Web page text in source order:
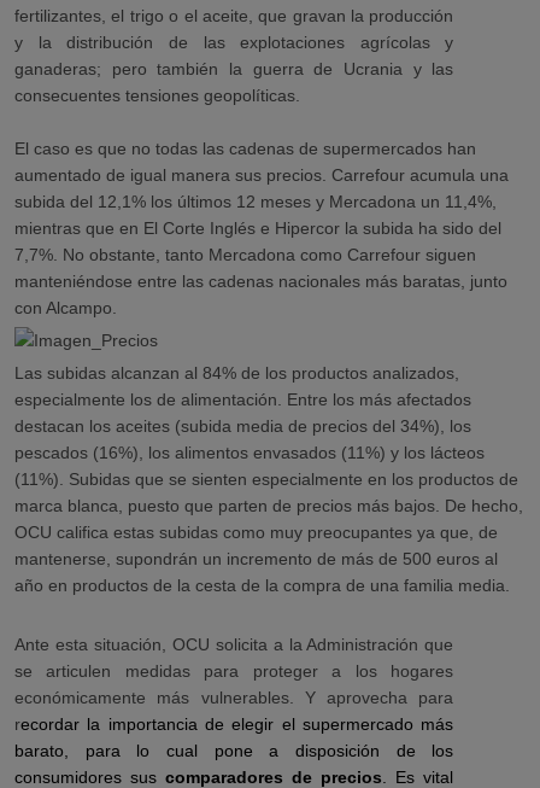
fertilizantes, el trigo o el aceite, que gravan la producción
y la distribución de las explotaciones agrícolas y
ganaderas; pero también la guerra de Ucrania y las
consecuentes tensiones geopolíticas.
El caso es que no todas las cadenas de supermercados han
aumentado de igual manera sus precios. Carrefour acumula una
subida del 12,1% los últimos 12 meses y Mercadona un 11,4%,
mientras que en El Corte Inglés e Hipercor la subida ha sido del
7,7%. No obstante, tanto Mercadona como Carrefour siguen
manteniéndose entre las cadenas nacionales más baratas, junto
con Alcampo.
Las subidas alcanzan al 84% de los productos analizados,
especialmente los de alimentación. Entre los más afectados
destacan los aceites (subida media de precios del 34%), los
pescados (16%), los alimentos envasados (11%) y los lácteos
(11%) . Subidas que se sienten especialmente en los productos de
marca blanca, puesto que parten de precios más bajos. De hecho,
OCU califica estas subidas como muy preocupantes ya que, de
mantenerse, supondrán un incremento de más de 500 euros al
año en productos de la cesta de la compra de una familia media.
Ante esta situación, OCU solicita a la Administración que
se articulen medidas para proteger a los hogares
económicamente más vulnerables. Y aprovecha para
recordar la importancia de elegir el supermercado más
barato, para lo cual pone a disposición de los
consumidores suscomparadores de precios . Es vital